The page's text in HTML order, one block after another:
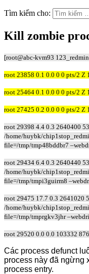
Tìm kiếm cho:
Kill zombie
[root@abc-kvm93
root 23858 0.1 0.0 0 0 pts/2
root 25464 0.1 0.0 0 0 pts/2
root 27425 0.2 0.0 0 0 pts/2
root 29398 4.4 0.3 2640400
/home/huybk/
file=/tmp/tmp48bddbr7
root 29434 6.4 0.3 2640440
/home/huybk/
file=/tmp/tmpi3guirm8
root 29475 17.7 0.3 2641020
/home/huybk/
file=/tmp/tmprgkv3jhr
root 29520 0.0 0.0 103332
Các process defunct
process này đã ngừng
process entry.